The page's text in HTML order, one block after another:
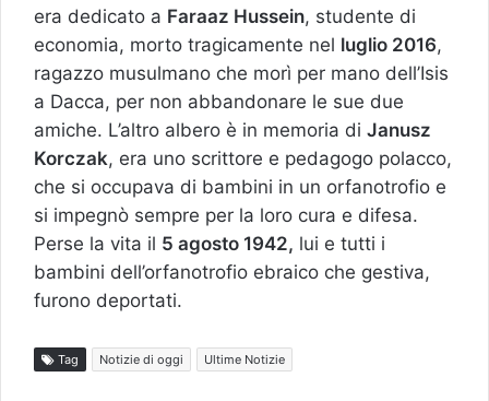
era dedicato a Faraaz Hussein, studente di
economia, morto tragicamente nel luglio 2016,
ragazzo musulmano che morì per mano dell’Isis
a Dacca, per non abbandonare le sue due
amiche. L’altro albero è in memoria di Janusz
Korczak, era uno scrittore e pedagogo polacco,
che si occupava di bambini in un orfanotrofio e
si impegnò sempre per la loro cura e difesa.
Perse la vita il 5 agosto 1942, lui e tutti i
bambini dell’orfanotrofio ebraico che gestiva,
furono deportati.
Tag Notizie di oggi Ultime Notizie